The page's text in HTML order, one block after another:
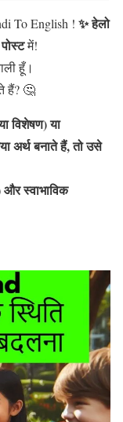
To English ! ✨ हेलो
में!
हूँ।
हैं? 🤔
विशेषण) या
अर्थ बनाते हैं, तो उसे
और स्वाभाविक